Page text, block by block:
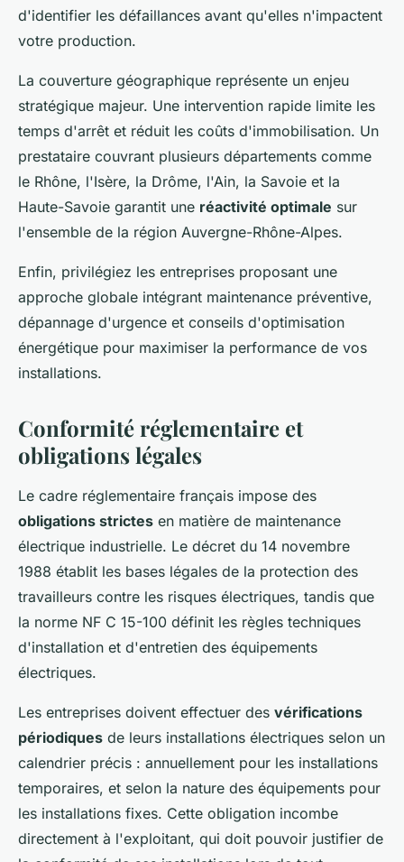
d'identifier les défaillances avant qu'elles n'impactent
votre production.
La couverture géographique représente un enjeu
stratégique majeur. Une intervention rapide limite les
temps d'arrêt et réduit les coûts d'immobilisation. Un
prestataire couvrant plusieurs départements comme
le Rhône, l'Isère, la Drôme, l'Ain, la Savoie et la
Haute-Savoie garantit une réactivité optimale sur
l'ensemble de la région Auvergne-Rhône-Alpes.
Enfin, privilégiez les entreprises proposant une
approche globale intégrant maintenance préventive,
dépannage d'urgence et conseils d'optimisation
énergétique pour maximiser la performance de vos
installations.
Conformité réglementaire et
obligations légales
Le cadre réglementaire français impose des
obligations strictes en matière de maintenance
électrique industrielle. Le décret du 14 novembre
1988 établit les bases légales de la protection des
travailleurs contre les risques électriques, tandis que
la norme NF C 15-100 définit les règles techniques
d'installation et d'entretien des équipements
électriques.
Les entreprises doivent effectuer des vérifications
périodiques de leurs installations électriques selon un
calendrier précis : annuellement pour les installations
temporaires, et selon la nature des équipements pour
les installations fixes. Cette obligation incombe
directement à l'exploitant, qui doit pouvoir justifier de